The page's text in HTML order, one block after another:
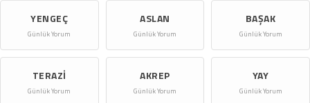
YENGEÇ ASLAN BAŞAK
TERAZI AKREP YAY